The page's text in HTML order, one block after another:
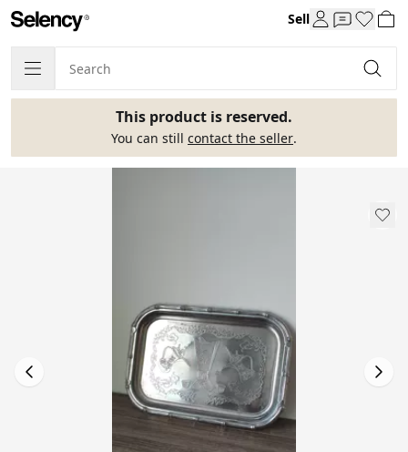
Sell
This product is reserved.
You can still contact the seller.